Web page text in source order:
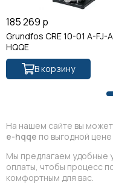
185 269 р
Grundfos CRE 10-01 A-FJ-
HQQE
В корзину
На нашем сайте вы
e-hqqe по выгодной
Мы предлагаем удобные
оплаты, чтобы процесс
комфортным для вас.